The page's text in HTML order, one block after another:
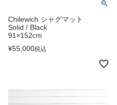
Chilewich シャグマット
Solid / Black
91×152cm
¥55,000税込